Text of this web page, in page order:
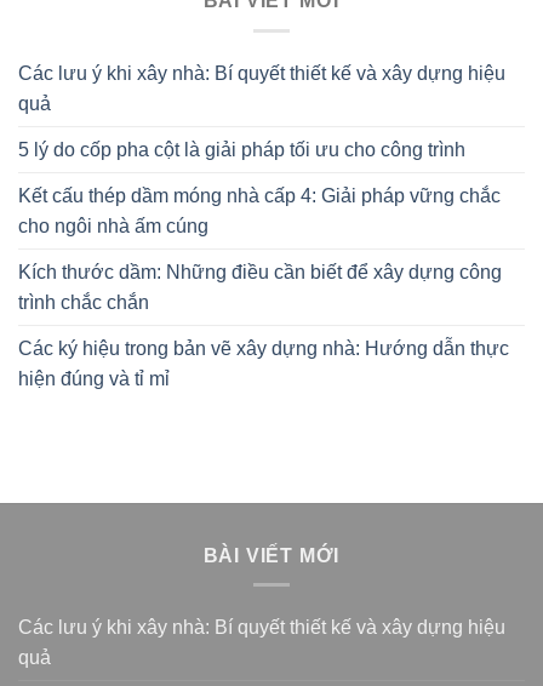
Các lưu ý khi xây nhà: Bí quyết thiết kế và xây dựng hiệu
quả
5 lý do cốp pha cột là giải pháp tối ưu cho công trình
Kết cấu thép dầm móng nhà cấp 4: Giải pháp vững chắc
cho ngôi nhà ấm cúng
Kích thước dầm: Những điều cần biết để xây dựng công
trình chắc chắn
Các ký hiệu trong bản vẽ xây dựng nhà: Hướng dẫn thực
hiện đúng và tỉ mỉ
BÀI VIẾT MỚI
Các lưu ý khi xây nhà: Bí quyết thiết kế và xây dựng hiệu
quả